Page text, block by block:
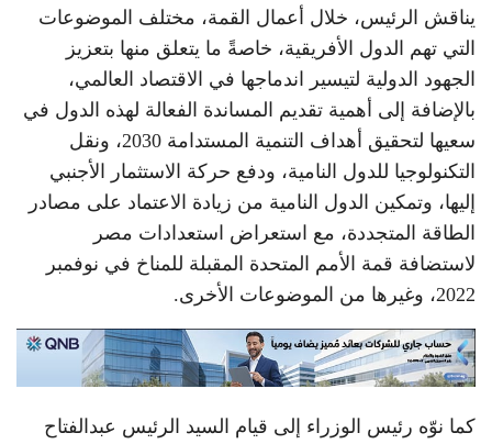
يناقش الرئيس، خلال أعمال القمة، مختلف الموضوعات
التي تهم الدول الأفريقية، خاصةً ما يتعلق منها بتعزيز
الجهود الدولية لتيسير اندماجها في الاقتصاد العالمي،
بالإضافة إلى أهمية تقديم المساندة الفعالة لهذه الدول في
سعيها لتحقيق أهداف التنمية المستدامة 2030، ونقل
التكنولوجيا للدول النامية، ودفع حركة الاستثمار الأجنبي
إليها، وتمكين الدول النامية من زيادة الاعتماد على مصادر
الطاقة المتجددة، مع استعراض استعدادات مصر
لاستضافة قمة الأمم المتحدة المقبلة للمناخ في نوفمبر
2022، وغيرها من الموضوعات الأخرى.
كما نوّه رئيس الوزراء إلى قيام السيد الرئيس عبدالفتاح